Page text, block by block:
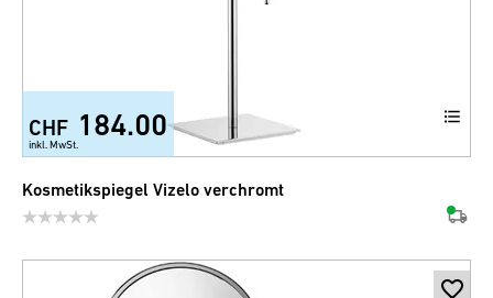
CHF 184.00
inkl. MwSt.
Kosmetikspiegel Vizelo verchromt